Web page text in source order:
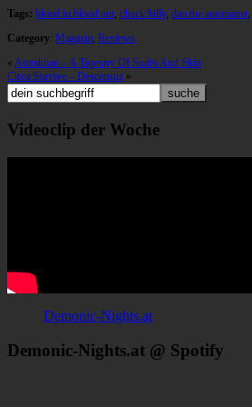
Tags: blood in blood out, chuck billy, dan the automator,
Category: Magazin, Reviews
« Astrakhan – A Tapestry Of Scabs And Skin
Circa Survive – Descensus »
Videoclip der Woche
Demonic-Nights.at
Demonic-Nights.at @ Spotify